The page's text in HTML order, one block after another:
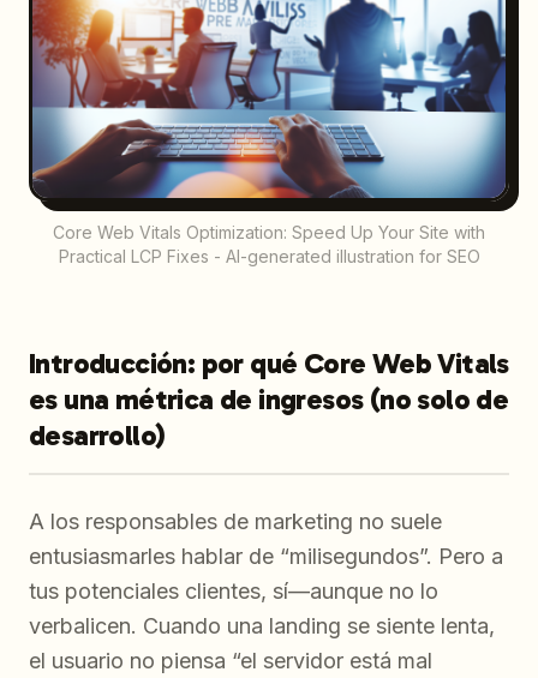
Core Web Vitals Optimization: Speed Up Your Site with
Practical LCP Fixes - AI-generated illustration for SEO
Introducción: por qué Core Web Vitals
es una métrica de ingresos (no solo de
desarrollo)
A los responsables de marketing no suele
entusiasmarles hablar de “milisegundos”. Pero a
tus potenciales clientes, sí—aunque no lo
verbalicen. Cuando una landing se siente lenta,
el usuario no piensa “el servidor está mal